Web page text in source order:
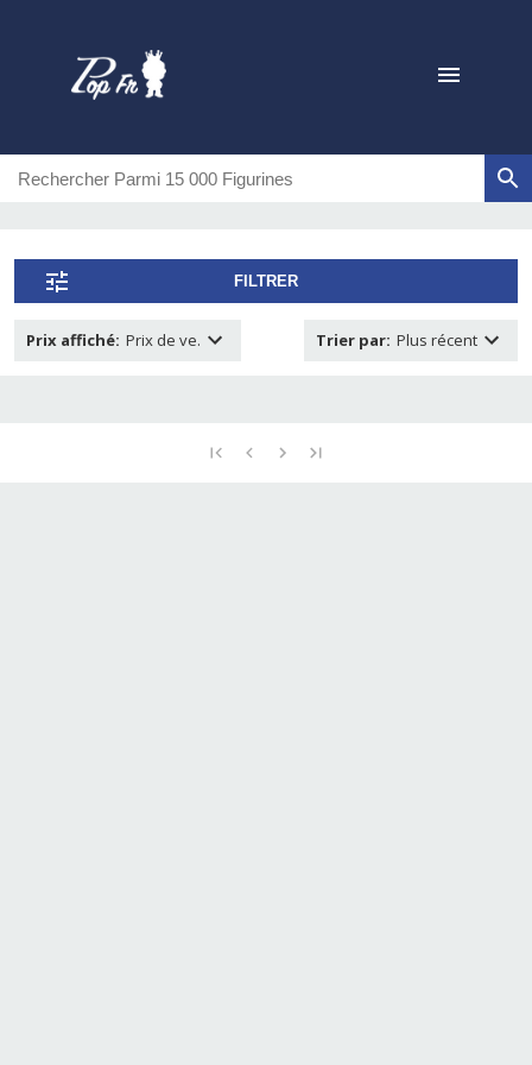
FILTRER
Prix affiché: Prix de ve. Trier par: Plus récent